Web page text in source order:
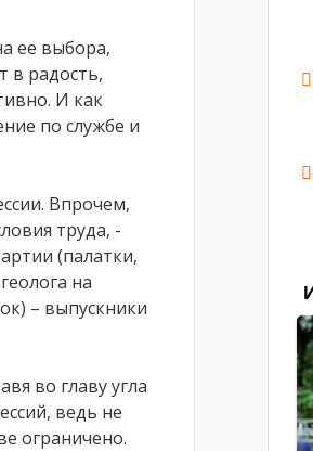
ее выбора,
в радость,
И как
по службе и
Впрочем,
труда, -
(палатки,
на
– выпускники
во главу угла
ведь не
ограничено.